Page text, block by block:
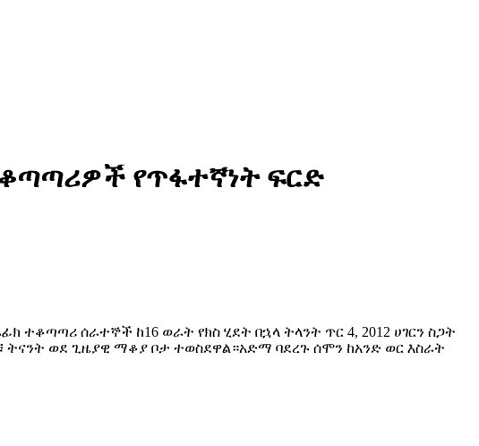
የጥፋተኛነት ፍርድ
ሰራተኞች ከ16 ወራት የክስ ሂደት በኋላ ትላንት ጥር 4, 2012 ሀገርን ስጋት
ወደ ጊዜያዊ ማቆያ ቦታ ተወስደዋል።አድማ ባደረጉ ሰሞን ከአንድ ወር እስራት